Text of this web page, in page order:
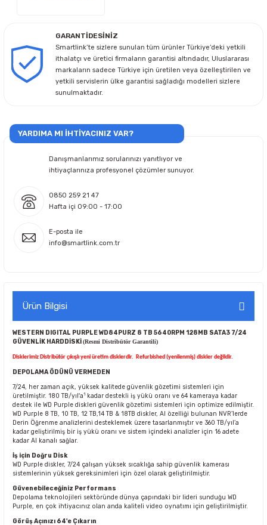
GARANTİDESİNİZ
Smartlink’te sizlere sunulan tüm ürünler Türkiye’deki yetkili
ithalatçı ve üretici firmaların garantisi altındadır, Uluslararası
markaların sadece Türkiye için üretilen veya özelleştirilen ve
yetkili servislerin ülke garantisi sağladığı modelleri sizlere
sunulmaktadır.
YARDIMA MI İHTİYACINIZ VAR?
Danışmanlarımız sorularınızı yanıtlıyor ve
ihtiyaçlarınıza profesyonel çözümler sunuyor.
0850 259 21 47
Hafta içi 09:00 - 17:00
E-posta ile
info@smartlink.com.tr
Ürün Bilgisi
WESTERN DIGITAL PURPLE WD84PURZ 8 TB 5640RPM 128MB SATA3 7/24
GÜVENLİK HARDDİSKİ(Resmi Distribütör Garantili)
Disklerimiz Distribütör çıkışlı yeni üretim disklerdir. Refurbished (yenilenmiş) diskler değildir.
DEPOLAMA ÖDÜNÜ VERMEDEN
7/24, her zaman açık, yüksek kalitede güvenlik gözetimi sistemleri için
üretilmiştir. 180 TB/yıl'a1 kadar destekli iş yükü oranı ve 64 kameraya kadar
destek ile WD Purple diskleri güvenlik gözetimi sistemleri için optimize edilmiştir.
WD Purple 8 TB, 10 TB, 12 TB,14 TB & 18TB diskler, AI özelliği bulunan NVR’lerde
Derin Öğrenme analizlerini desteklemek üzere tasarlanmıştır ve 360 TB/yıl’a
kadar geliştirilmiş bir iş yükü oranı ve sistem içindeki analizler için 16 adete
kadar AI kanalı sağlar.
İş için Doğru Disk
WD Purple diskler, 7/24 çalışan yüksek sıcaklığa sahip güvenlik kamerası
sistemlerinin yüksek gereksinimleri için özel olarak geliştirilmiştir.
Güvenebileceğiniz Performans
Depolama teknolojileri sektöründe dünya çapındaki bir lideri sunduğu WD
Purple, en çok ihtiyacınız olan anda kaliteli video oynatımı için geliştirilmiştir.
Görüş Açınızı 64'e Çıkarın